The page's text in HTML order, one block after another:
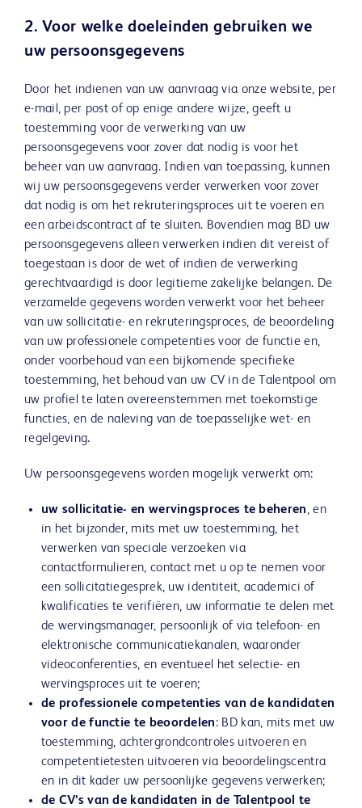
2. Voor welke doeleinden gebruiken we
uw persoonsgegevens
Door het indienen van uw aanvraag via onze website, per
e-mail, per post of op enige andere wijze, geeft u
toestemming voor de verwerking van uw
persoonsgegevens voor zover dat nodig is voor het
beheer van uw aanvraag. Indien van toepassing, kunnen
wij uw persoonsgegevens verder verwerken voor zover
dat nodig is om het rekruteringsproces uit te voeren en
een arbeidscontract af te sluiten. Bovendien mag BD uw
persoonsgegevens alleen verwerken indien dit vereist of
toegestaan is door de wet of indien de verwerking
gerechtvaardigd is door legitieme zakelijke belangen. De
verzamelde gegevens worden verwerkt voor het beheer
van uw sollicitatie- en rekruteringsproces, de beoordeling
van uw professionele competenties voor de functie en,
onder voorbehoud van een bijkomende specifieke
toestemming, het behoud van uw CV in de Talentpool om
uw profiel te laten overeenstemmen met toekomstige
functies, en de naleving van de toepasselijke wet- en
regelgeving.
Uw persoonsgegevens worden mogelijk verwerkt om:
uw sollicitatie- en wervingsproces te beheren, en
in het bijzonder, mits met uw toestemming, het
verwerken van speciale verzoeken via
contactformulieren, contact met u op te nemen voor
een sollicitatiegesprek, uw identiteit, academici of
kwalificaties te verifiëren, uw informatie te delen met
de wervingsmanager, persoonlijk of via telefoon- en
elektronische communicatiekanalen, waaronder
videoconferenties, en eventueel het selectie- en
wervingsproces uit te voeren;
de professionele competenties van de kandidaten
voor de functie te beoordelen: BD kan, mits met uw
toestemming, achtergrondcontroles uitvoeren en
competentietesten uitvoeren via beoordelingscentra
en in dit kader uw persoonlijke gegevens verwerken;
de CV’s van de kandidaten in de Talentpool te